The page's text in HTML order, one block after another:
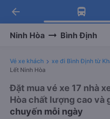
Tải app
Nhận ưu đãi
Tải app Vexere
-30k/ghế khi
arrow_back
Ninh Hòa Bình Định
Vé xe khách xe đi Bình Định từ
Lết Ninh Hòa
Đặt mua vé xe 17 nhà
Hòa chất lượng cao và
chuyến mỗi ngày